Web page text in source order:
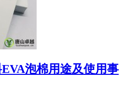
泡棉用途及使用事